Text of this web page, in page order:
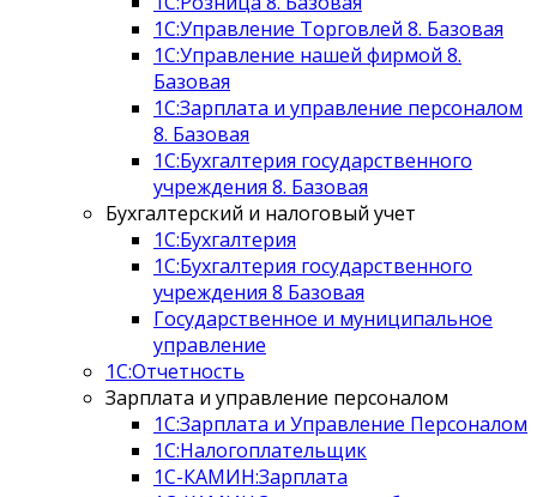
1С:Управление Торговлей 8. Базовая
1С:Управление нашей фирмой 8.
Базовая
1С:Зарплата и управление персоналом
8. Базовая
1С:Бухгалтерия государственного
учреждения 8. Базовая
Бухгалтерский и налоговый учет
1C:Бухгалтерия
1С:Бухгалтерия государственного
учреждения 8 Базовая
Государственное и муниципальное
управление
1С:Отчетность
Зарплата и управление персоналом
1С:Зарплата и Управление Персоналом
1С:Налогоплательщик
1С-КАМИН:Зарплата